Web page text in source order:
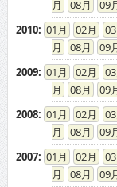
08
09
2008: 01 02 03
08
09
2007: 01 02 03
08
09
2006: 01 02 03
08
09
2005: 01 02 03
08
09